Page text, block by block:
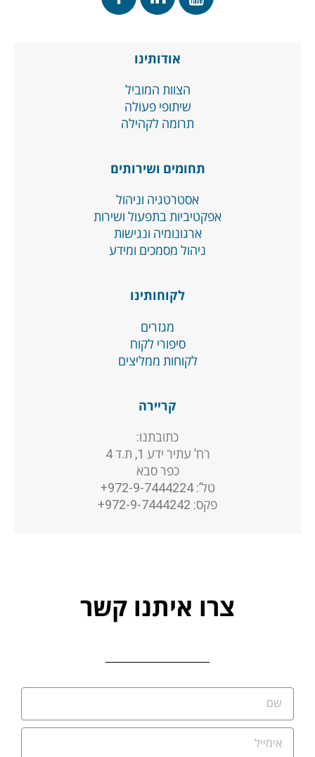
אודותינו
הצוות המוביל
שיתופי פעולה
תרומה לקהילה
תחומים ושירותים
אסטרטגיה וניהול
אפקטיביות בתפעול ושירות
ארגונומיה ונגישות
ניהול מסמכים ומידע
לקוחותינו
מגזרים
סיפורי לקוח
לקוחות ממליצים
קריירה
כתובתנו:
רח’ עתיר ידע 1, ת.ד 4
כפר סבא
טל’: 972-9-7444224+
פקס: 972-9-7444242+
צרו איתנו קשר